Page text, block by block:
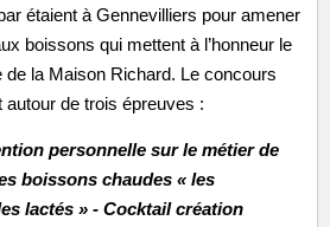
étaient à Gennevilliers pour amener
boissons qui mettent à l’honneur le
de la Maison Richard. Le concours
autour de trois épreuves :
personnelle sur le métier de
boissons chaudes « les
lactés » - Cocktail création